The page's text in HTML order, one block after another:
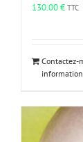
130.00€ TTC
Contactez-